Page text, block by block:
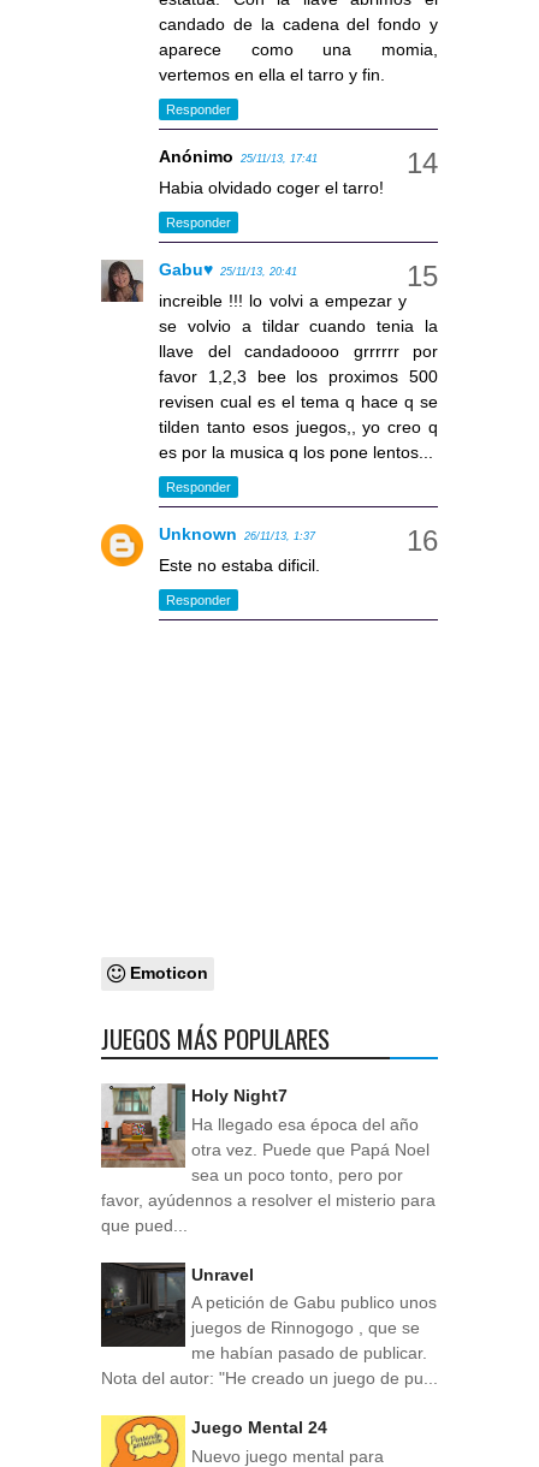
candado de la cadena del fondo y
aparece como una momia,
vertemos en ella el tarro y fin.
Responder
Anónimo 25/11/13, 17:41
Habia olvidado coger el tarro!
Responder
Gabu♥ 25/11/13, 20:41
increible !!! lo volvi a empezar y
se volvio a tildar cuando tenia la
llave del candadoooo grrrrrr por
favor 1,2,3 bee los proximos 500
revisen cual es el tema q hace q se
tilden tanto esos juegos,, yo creo q
es por la musica q los pone lentos...
Responder
Unknown 26/11/13, 1:37
Este no estaba dificil.
Responder
Emoticon
JUEGOS MÁS POPULARES
Holy Night7
Ha llegado esa época del año
otra vez. Puede que Papá Noel
sea un poco tonto, pero por
favor, ayúdennos a resolver el misterio para
que pued...
Unravel
A petición de Gabu publico unos
juegos de Rinnogogo , que se
me habían pasado de publicar.
Nota del autor: "He creado un juego de pu...
Juego Mental 24
Nuevo juego mental para